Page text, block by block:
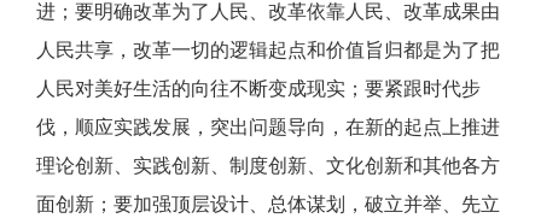
进；要明确改革为了人民、改革依靠人民、改革成果由
人民共享，改革一切的逻辑起点和价值旨归都是为了把
人民对美好生活的向往不断变成现实；要紧跟时代步
伐，顺应实践发展，突出问题导向，在新的起点上推进
理论创新、实践创新、制度创新、文化创新和其他各方
面创新；要加强顶层设计、总体谋划，破立并举、先立